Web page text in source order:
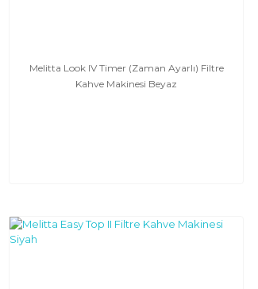
Melitta Look IV Timer (Zaman Ayarlı) Filtre
Kahve Makinesi Beyaz